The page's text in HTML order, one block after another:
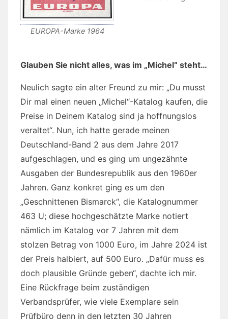
EUROPA-Marke 1964
Glauben Sie nicht alles, was im „Michel“ steht…
Neulich sagte ein alter Freund zu mir: „Du musst
Dir mal einen neuen „Michel“-Katalog kaufen, die
Preise in Deinem Katalog sind ja hoffnungslos
veraltet“. Nun, ich hatte gerade meinen
Deutschland-Band 2 aus dem Jahre 2017
aufgeschlagen, und es ging um ungezähnte
Ausgaben der Bundesrepublik aus den 1960er
Jahren. Ganz konkret ging es um den
„Geschnittenen Bismarck“, die Katalognummer
463 U; diese hochgeschätzte Marke notiert
nämlich im Katalog vor 7 Jahren mit dem
stolzen Betrag von 1000 Euro, im Jahre 2024 ist
der Preis halbiert, auf 500 Euro. „Dafür muss es
doch plausible Gründe geben“, dachte ich mir.
Eine Rückfrage beim zuständigen
Verbandsprüfer, wie viele Exemplare sein
Prüfbüro denn in den letzten 30 Jahren